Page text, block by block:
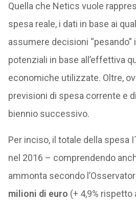
Quella che Netics vuole
spesa reale, i dati in base ai
assumere decisioni “pesando”
potenziali in base all’effettiva
economiche utilizzate. Oltre,
previsioni di spesa corrente e
biennio successivo.
Per inciso, il totale della spesa
nel 2016 – comprendendo
ammonta secondo
milioni di euro (+ 4,9% rispetto